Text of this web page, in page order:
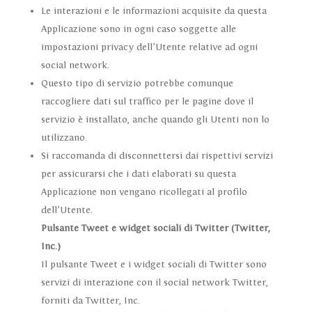
Le interazioni e le informazioni acquisite da questa
Applicazione sono in ogni caso soggette alle
impostazioni privacy dell’Utente relative ad ogni
social network.
Questo tipo di servizio potrebbe comunque
raccogliere dati sul traffico per le pagine dove il
servizio è installato, anche quando gli Utenti non lo
utilizzano.
Si raccomanda di disconnettersi dai rispettivi servizi
per assicurarsi che i dati elaborati su questa
Applicazione non vengano ricollegati al profilo
dell’Utente.
Pulsante Tweet e widget sociali di Twitter (Twitter,
Inc.)
Il pulsante Tweet e i widget sociali di Twitter sono
servizi di interazione con il social network Twitter,
forniti da Twitter, Inc.